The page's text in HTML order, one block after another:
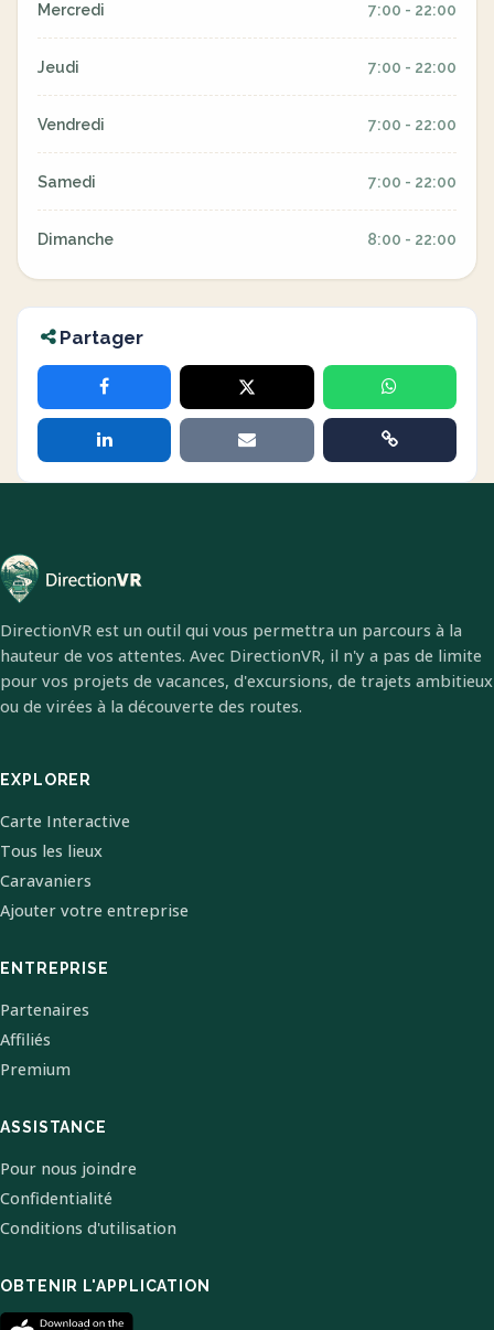
Mercredi 7:00 - 22:00
Jeudi 7:00 - 22:00
Vendredi 7:00 - 22:00
Samedi 7:00 - 22:00
Dimanche 8:00 - 22:00
Partager
DirectionVR est un outil qui vous permettra un parcours à la
hauteur de vos attentes. Avec DirectionVR, il n'y a pas de limite
pour vos projets de vacances, d'excursions, de trajets ambitieux
ou de virées à la découverte des routes.
EXPLORER
Carte Interactive
Tous les lieux
Caravaniers
Ajouter votre entreprise
ENTREPRISE
Partenaires
Affiliés
Premium
ASSISTANCE
Pour nous joindre
Confidentialité
Conditions d'utilisation
OBTENIR L'APPLICATION